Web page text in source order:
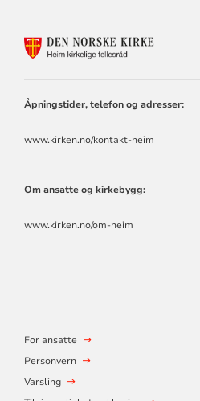
Åpningstider, telefon og adresser:
www.kirken.no/kontakt-heim
Om ansatte og kirkebygg:
www.kirken.no/om-heim
For ansatte
Personvern
Varsling